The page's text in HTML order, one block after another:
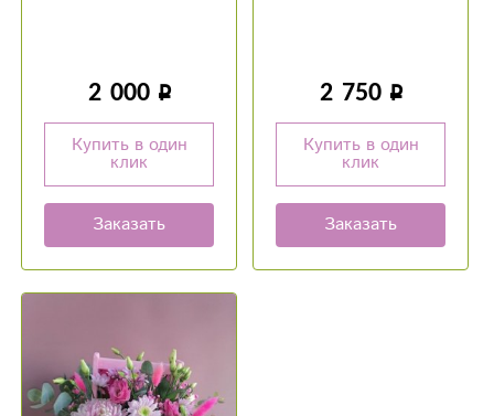
2 000
Купить в один
клик
Заказать
2 750
Купить в один
клик
Заказать